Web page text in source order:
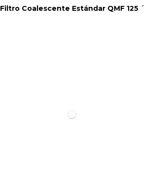
Filtro Coalescente Estándar QMF 125 ´